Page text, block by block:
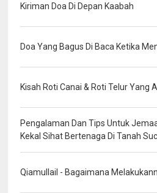
Kiriman Doa Di Depan Kaabah
Doa Yang Bagus Di Baca Ketika
Kisah Roti Canai & Roti Telur Yang
Pengalaman Dan Tips Untuk
Kekal Sihat Bertenaga Di Tanah
Qiamullail - Bagaimana